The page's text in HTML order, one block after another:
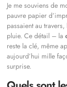
Je me souviens de
pauvre papier
passaient au
pluie. Ce détail – la
reste la clé, même
aujourd’hui mille
surprise.